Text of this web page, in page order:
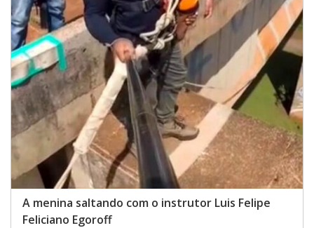
A menina saltando com o instrutor Luis Felipe
Feliciano Egoroff